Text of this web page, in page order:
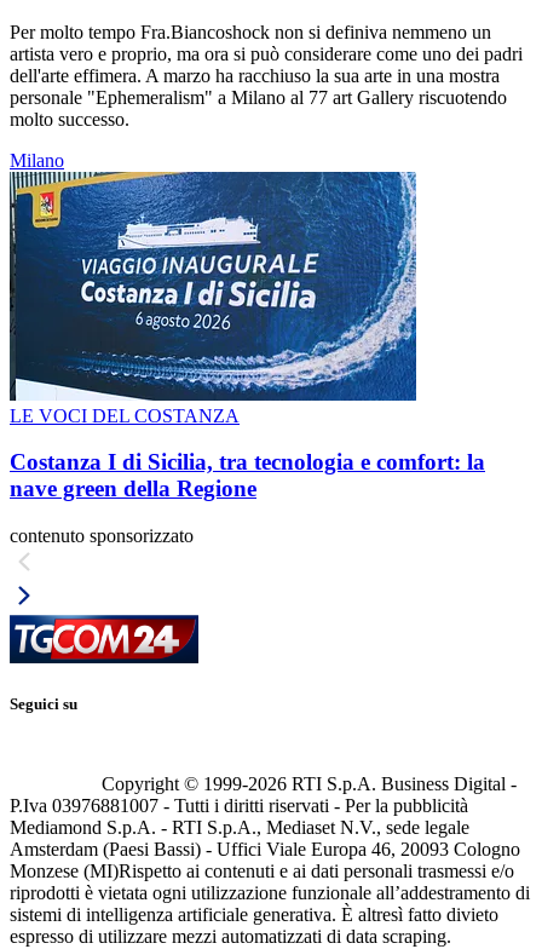
Per molto tempo Fra.Biancoshock non si definiva nemmeno un
artista vero e proprio, ma ora si può considerare come uno dei padri
dell'arte effimera. A marzo ha racchiuso la sua arte in una mostra
personale "Ephemeralism" a Milano al 77 art Gallery riscuotendo
molto successo.
Milano
LE VOCI DEL COSTANZA
Costanza I di Sicilia, tra tecnologia e comfort: la
nave green della Regione
contenuto sponsorizzato
Seguici su
Copyright © 1999-2026 RTI S.p.A. Business Digital -
P.Iva 03976881007 - Tutti i diritti riservati - Per la pubblicità
Mediamond S.p.A. - RTI S.p.A., Mediaset N.V., sede legale
Amsterdam (Paesi Bassi) - Uffici Viale Europa 46, 20093 Cologno
Monzese (MI)Rispetto ai contenuti e ai dati personali trasmessi e/o
riprodotti è vietata ogni utilizzazione funzionale all’addestramento di
sistemi di intelligenza artificiale generativa. È altresì fatto divieto
espresso di utilizzare mezzi automatizzati di data scraping.